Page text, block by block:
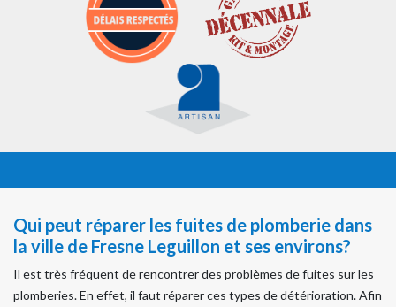
Qui peut réparer les fuites de plomberie dans
la ville de Fresne Leguillon et ses environs?
Il est très fréquent de rencontrer des problèmes de fuites sur les
plomberies. En effet, il faut réparer ces types de détérioration. Afin